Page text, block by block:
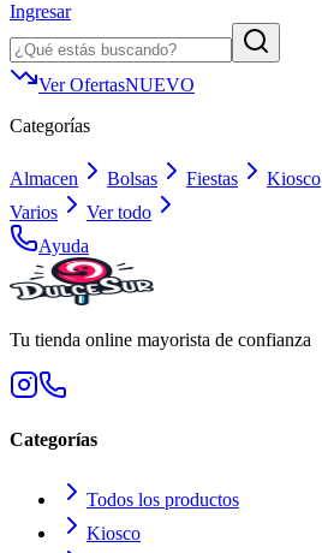
Ingresar
Ver OfertasNUEVO
Categorías
Almacen Bolsas Fiestas Kiosco
Varios
Ver todo
Ayuda
Tu tienda online mayorista de confianza
Categorías
Todos los productos
Kiosco